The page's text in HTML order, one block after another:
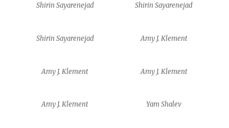
Shirin Sayarenejad Shirin Sayarenejad
Shirin Sayarenejad Amy J. Klement
Amy J. Klement Amy J. Klement
Amy J. Klement Yam Shalev